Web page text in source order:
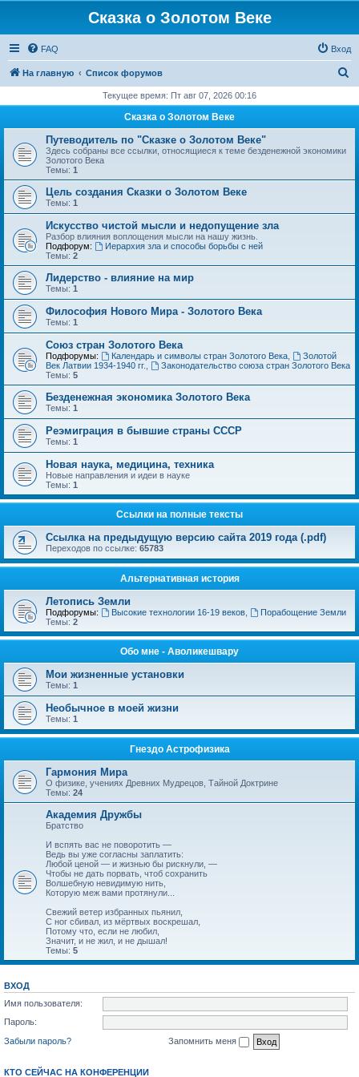
Сказка о Золотом Веке
FAQ Вход
На главную Список форумов
с
Текущее время: Пт авг 07, 2026 00:16
Сказка о Золотом Веке
Путеводитель по "Сказке о Золотом Веке"
Здесь собраны все ссылки, относящиеся к теме безденежной экономики
Золотого Века
Темы: 1
Цель создания Сказки о Золотом Веке
Темы: 1
Искусство чистой мысли и недопущение зла
Разбор влияния воплощения мысли на нашу жизнь.
Подфорум:
Иерархия зла и способы борьбы с ней
Темы: 2
Лидерство - влияние на мир
Темы: 1
Философия Нового Мира - Золотого Века
Темы: 1
Cоюз стран Золотого Века
Подфорумы: Календарь и символы стран Золотого Века,
Золотой
Век Латвии 1934-1940 гг.
Законодательство союза стран Золотого Века
Темы: 5
Безденежная экономика Золотого Века
Темы: 1
Реэмиграция в бывшие страны СССР
Темы: 1
Новая наука, медицина, техника
Новые направления и идеи в науке
Темы: 1
Ссылки на полные тексты
Ссылка на предыдущую версию сайта 2019 года (.pdf)
Переходов по ссылке: 65783
Альтернативная история
Летопись Земли
Подфорумы: Высокие технологии 16-19 веков,
Порабощение Земли
Темы: 2
Обо мне - Аволикешвару
Мои жизненные установки
Темы: 1
Необычное в моей жизни
Темы: 1
Гнездо Астрофизика
Гармония Мира
О физике, учениях Древних Мудрецов, Тайной Доктрине
Темы: 24
Академия Дружбы
Братство
И вспять вас не поворотить —
Ведь вы уже согласны заплатить:
Любой ценой — и жизнью бы рискнули, —
Чтобы не дать порвать, чтоб сохранить
Волшебную невидимую нить,
Которую меж вами протянули...
Свежий ветер избранных пьянил,
С ног сбивал, из мёртвых воскрешал,
Потому что, если не любил,
Значит, и не жил, и не дышал!
Темы: 5
ВХОД
Имя пользователя:
Пароль:
Забыли пароль?
Запомнить меня
КТО СЕЙЧАС НА КОНФЕРЕНЦИИ